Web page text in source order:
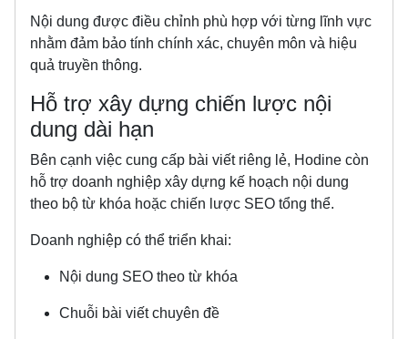
Nội dung được điều chỉnh phù hợp với từng lĩnh vực
nhằm đảm bảo tính chính xác, chuyên môn và hiệu
quả truyền thông.
Hỗ trợ xây dựng chiến lược nội
dung dài hạn
Bên cạnh việc cung cấp bài viết riêng lẻ, Hodine còn
hỗ trợ doanh nghiệp xây dựng kế hoạch nội dung
theo bộ từ khóa hoặc chiến lược SEO tổng thể.
Doanh nghiệp có thể triển khai:
Nội dung SEO theo từ khóa
Chuỗi bài viết chuyên đề